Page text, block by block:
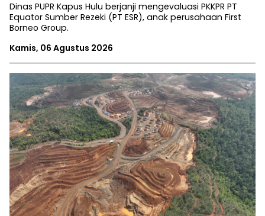
Dinas PUPR Kapus Hulu berjanji mengevaluasi PKKPR PT
Equator Sumber Rezeki (PT ESR), anak perusahaan First
Borneo Group.
Kamis, 06 Agustus 2026